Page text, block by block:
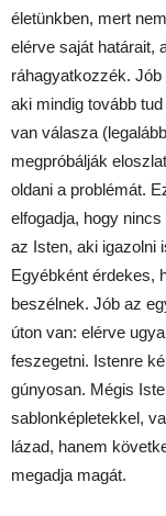
életünkben, mert
elérve saját határait,
ráhagyatkozzék.
aki mindig tovább
van válasza
megpróbálják
oldani a problémát.
elfogadja, hogy
az Isten, aki igazolni
Egyébként érdekes,
beszélnek. Jób az
úton van: elérve
feszegetni. Istenre
gúnyosan. Mégis
sablonképletekkel,
lázad, hanem
megadja magát.